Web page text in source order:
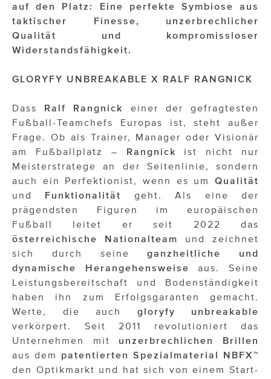
Nina Kraft – Kraft Media Minds
NORMAL
sehen!wutscher
SISTER ACT
Solid & Bold
St. Peter Stiftskulinarium
Susanne Wuest
The Budims
THE GOODSTUFF
TOG Studio
Upside Down Town Hotel – Neue Post
VieSFF – Vienna Spanish Film Festival
ÜBER UNS
auf den Platz: Eine perfekte Symbiose aus
taktischer Finesse, unzerbrechlicher
Qualität und kompromissloser
Widerstandsfähigkeit.
GLORYFY UNBREAKABLE X RALF RANGNICK
Dass Ralf Rangnick
einer der gefragtesten
Fußball-Teamchefs Europas ist, steht außer
Frage. Ob als Trainer, Manager oder Visionär
am Fußballplatz – Rangnick ist nicht nur
Meisterstratege an der Seitenlinie, sondern
auch ein Perfektionist, wenn es um Qualität
und Funktionalität
geht. Als eine der
prägendsten Figuren im europäischen
Fußball leitet er seit 2022 das
österreichische Nationalteam
und zeichnet
sich durch seineganzheitliche und
dynamische Herangehensweise aus. Seine
Leistungsbereitschaft und Bodenständigkeit
haben ihn zum Erfolgsgaranten gemacht.
Werte, die auch gloryfy unbreakable
verkörpert. Seit 2011 revolutioniert das
Unternehmen mit unzerbrechlichen Brillen
aus dem patentierten Spezialmaterial
NBFX™
den Optikmarkt und hat sich von einem Start-